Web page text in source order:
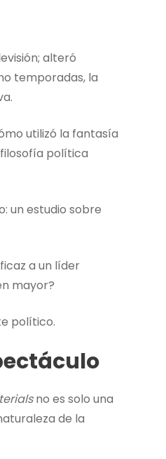
alteró
temporadas, la
utilizó la fantasía
política
un estudio sobre
a un líder
mayor?
político.
no es solo una
de la